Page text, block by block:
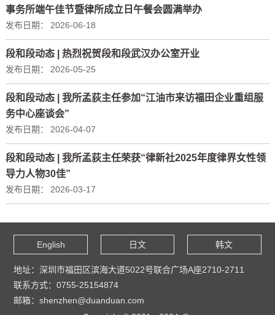
事务所端午佳节暨律所成立日午餐会圆满举办
发布日期： 2026-06-18
段和段动态 | 热烈祝贺段和段武汉办公室开业
发布日期： 2026-05-25
段和段动态 | 我所孟荻主任参加“江油市来访福田企业重组服
务中心座谈会”
发布日期： 2026-04-07
段和段动态 | 我所孟荻主任荣获“律新社2025年度律界女性领
导力人物30佳”
发布日期： 2026-03-17
English 日文 韩文
地址：深圳市福田区滨海大道5022号联合广场A座2710-2711
联系方式：0755-25154874
邮箱：shenzhen@duanduan.com